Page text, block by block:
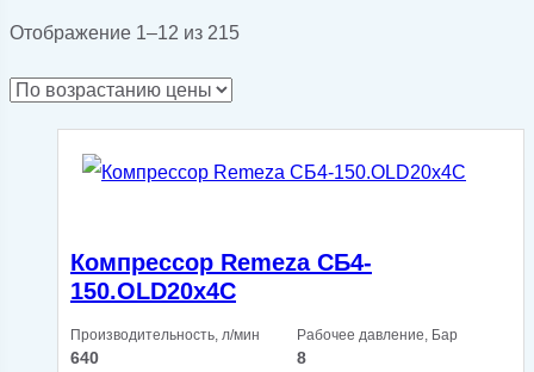
Отображение 1–12 из 215Цены:
Компрессор Remeza СБ4-
150.OLD20х4С
Производительность, л/мин
640
Рабочее давление, Бар
8